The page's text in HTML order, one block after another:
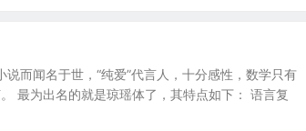
而闻名于世，“纯爱”代言人，十分感性，数学只有
最为出名的就是琼瑶体了，其特点如下： 语言复